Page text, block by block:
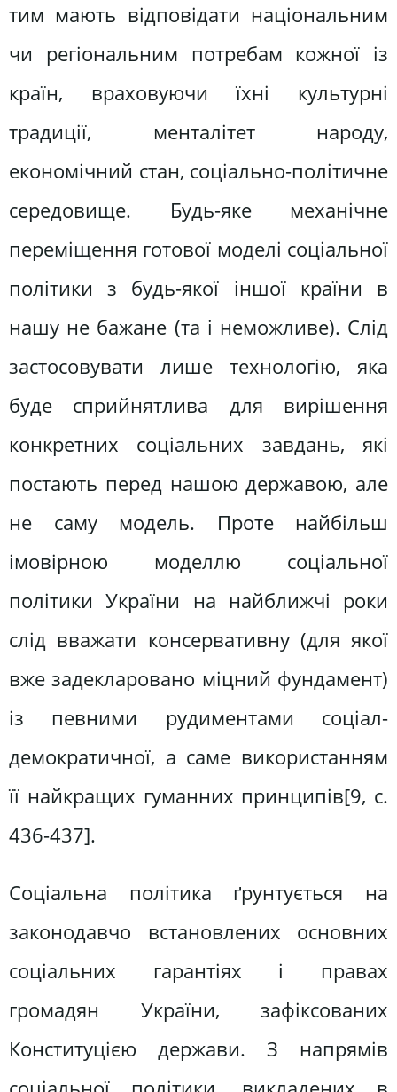
тим мають відповідати національним
чи регіональним потребам кожної із
країн, враховуючи їхні культурні
традиції, менталітет народу,
економічний стан, соціально-політичне
середовище. Будь-яке механічне
переміщення готової моделі соціальної
політики з будь-якої іншої країни в
нашу не бажане (та і неможливе). Слід
застосовувати лише технологію, яка
буде сприйнятлива для вирішення
конкретних соціальних завдань, які
постають перед нашою державою, але
не саму модель. Проте найбільш
імовірною моделлю соціальної
політики України на найближчі роки
слід вважати консервативну (для якої
вже задекларовано міцний фундамент)
із певними рудиментами соціал-
демократичної, а саме використанням
її найкращих гуманних принципів[9, c.
436-437].
Соціальна політика ґрунтується на
законодавчо встановлених основних
соціальних гарантіях і правах
громадян України, зафіксованих
Конституцією держави. З напрямів